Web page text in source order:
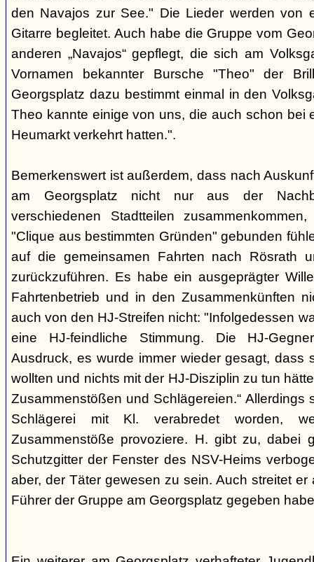
den Navajos zur See." Die Lieder werden von
Gitarre begleitet. Auch habe die Gruppe vom
anderen „Navajos“ gepflegt, die sich am
Vornamen bekannter Bursche "Theo" der
Georgsplatz dazu bestimmt einmal in den
Theo kannte einige von uns, die auch schon bei
Heumarkt verkehrt hatten.".
Bemerkenswert ist außerdem, dass nach
am Georgsplatz nicht nur aus der
verschiedenen Stadtteilen
"Clique aus bestimmten Gründen" gebunden
auf die gemeinsamen Fahrten nach Rösrath
zurückzuführen. Es habe ein ausgeprägter
Fahrtenbetrieb und in den Zusammenkünften
auch von den HJ-Streifen nicht: "Infolgedessen
eine HJ-feindliche Stimmung. Die HJ-
Ausdruck, es wurde immer wieder gesagt, dass
wollten und nichts mit der HJ-Disziplin zu tun
Zusammenstößen und Schlägereien.“ Allerdings
Schlägerei mit Kl. verabredet worden,
Zusammenstöße provoziere. H. gibt zu, dabei
Schutzgitter der Fenster des NSV-Heims
aber, der Täter gewesen zu sein. Auch streitet
Führer der Gruppe am Georgsplatz gegeben